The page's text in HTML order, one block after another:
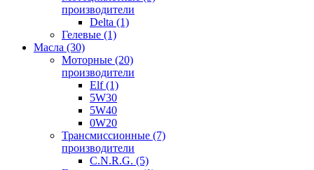
производители
Delta (1)
Гелевые (1)
Масла (30)
Моторные (20)
производители
Elf (1)
5W30
5W40
0W20
Трансмиссионные (7)
производители
C.N.R.G. (5)